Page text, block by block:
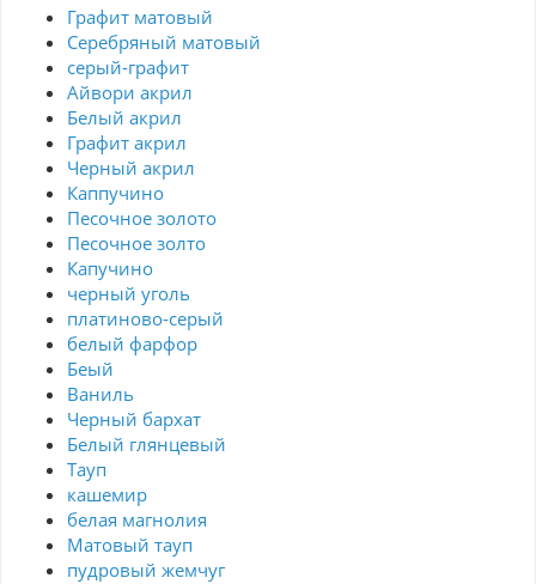
Графит матовый
Серебряный матовый
серый-графит
Айвори акрил
Белый акрил
Графит акрил
Черный акрил
Каппучино
Песочное золото
Песочное золто
Капучино
черный уголь
платиново-серый
белый фарфор
Беый
Ваниль
Черный бархат
Белый глянцевый
Тауп
кашемир
белая магнолия
Матовый тауп
пудровый жемчуг